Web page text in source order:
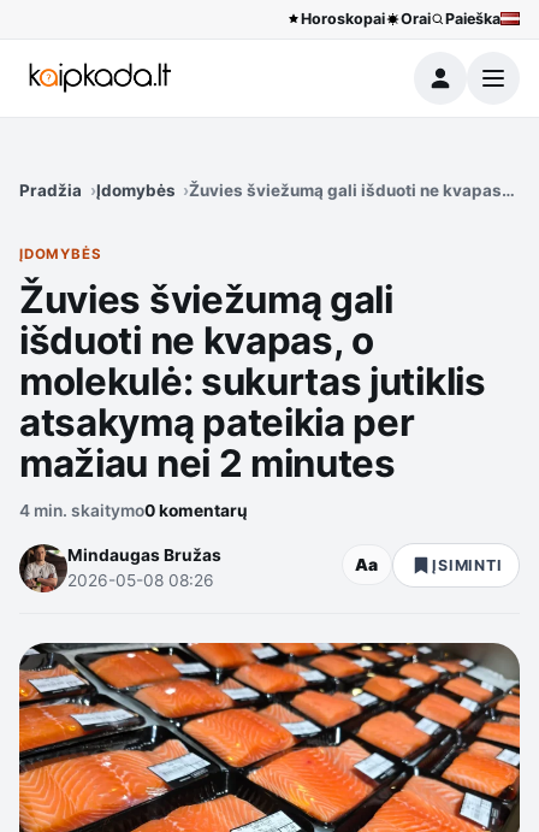
Horoskopai Orai Paieška
Meniu
Pradžia Įdomybės Žuvies šviežumą gali išduoti ne kvapas, o
ĮDOMYBĖS
Žuvies šviežumą gali
išduoti ne kvapas, o
molekulė: sukurtas jutiklis
atsakymą pateikia per
mažiau nei 2 minutes
4 min. skaitymo0 komentarų
Mindaugas Bružas
2026-05-08 08:26
Aa ĮSIMINTI